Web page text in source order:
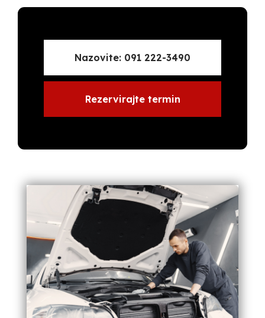
Nazovite: 091 222-3490
Rezervirajte termin